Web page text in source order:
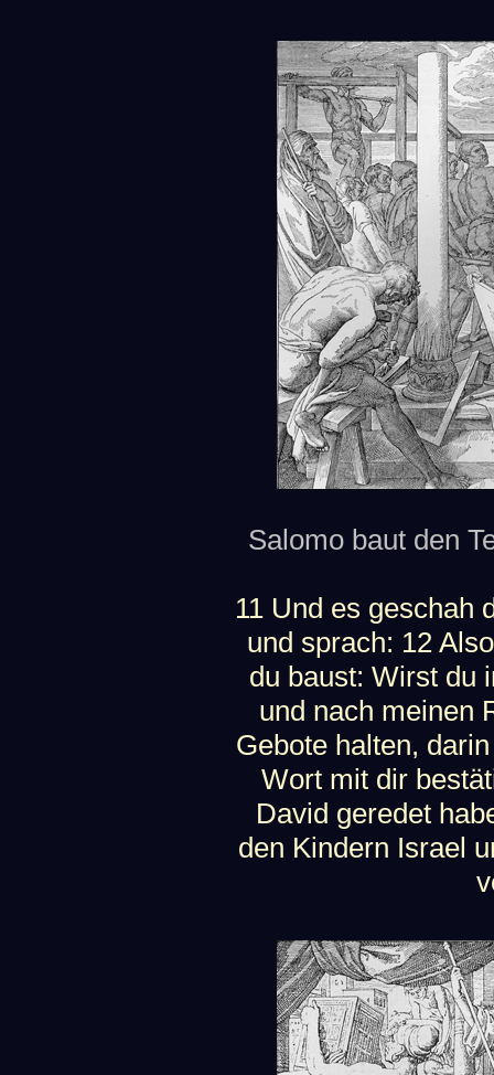
Salomo baut den
11 Und es geschah
und sprach: 12
du baust: Wirst du
und nach meinen
Gebote halten,
Wort mit dir
David geredet
den Kindern Israel